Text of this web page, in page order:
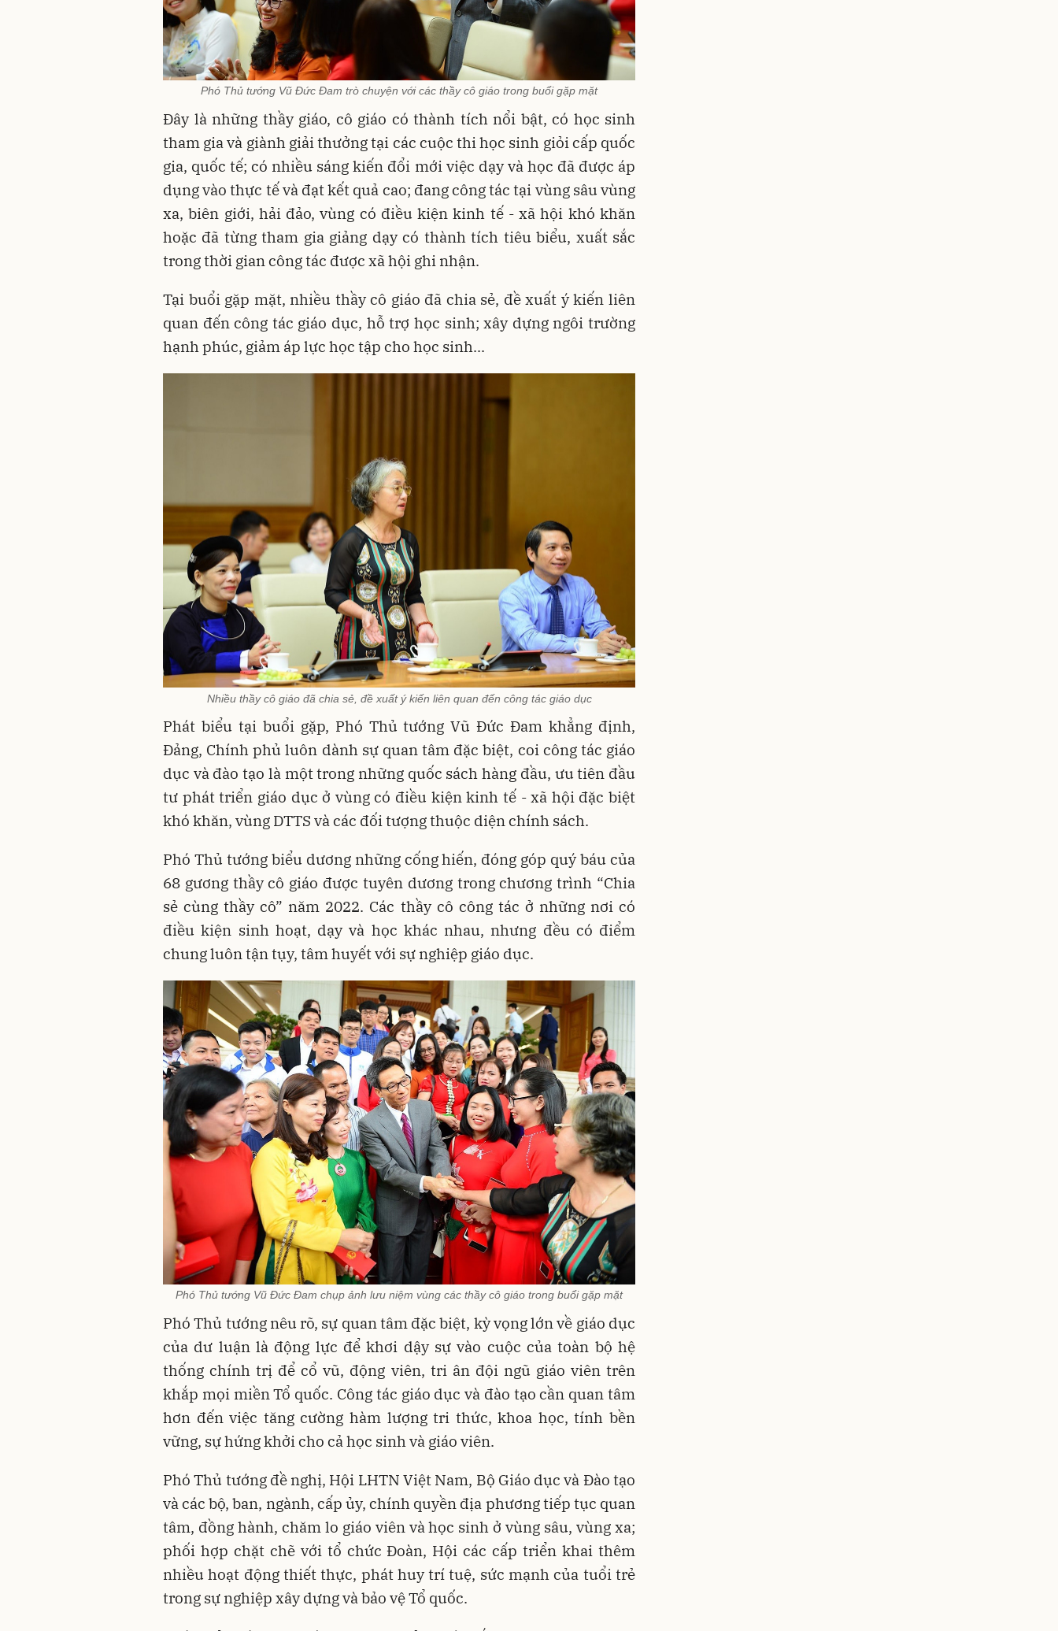
Phó Thủ tướng Vũ Đức Đam trò chuyện với các thầy cô giáo trong buổi gặp mặt
Đây là những thầy giáo, cô giáo có thành tích nổi bật, có học sinh
tham gia và giành giải thưởng tại các cuộc thi học sinh giỏi cấp quốc
gia, quốc tế; có nhiều sáng kiến đổi mới việc dạy và học đã được áp
dụng vào thực tế và đạt kết quả cao; đang công tác tại vùng sâu vùng
xa, biên giới, hải đảo, vùng có điều kiện kinh tế - xã hội khó khăn
hoặc đã từng tham gia giảng dạy có thành tích tiêu biểu, xuất sắc
trong thời gian công tác được xã hội ghi nhận.
Tại buổi gặp mặt, nhiều thầy cô giáo đã chia sẻ, đề xuất ý kiến liên
quan đến công tác giáo dục, hỗ trợ học sinh; xây dựng ngôi trường
hạnh phúc, giảm áp lực học tập cho học sinh...
Nhiều thầy cô giáo đã chia sẻ, đề xuất ý kiến liên quan đến công tác giáo dục
Phát biểu tại buổi gặp, Phó Thủ tướng Vũ Đức Đam khẳng định,
Đảng, Chính phủ luôn dành sự quan tâm đặc biệt, coi công tác giáo
dục và đào tạo là một trong những quốc sách hàng đầu, ưu tiên đầu
tư phát triển giáo dục ở vùng có điều kiện kinh tế - xã hội đặc biệt
khó khăn, vùng DTTS và các đối tượng thuộc diện chính sách.
Phó Thủ tướng biểu dương những cống hiến, đóng góp quý báu của
68 gương thầy cô giáo được tuyên dương trong chương trình “Chia
sẻ cùng thầy cô” năm 2022. Các thầy cô công tác ở những nơi có
điều kiện sinh hoạt, dạy và học khác nhau, nhưng đều có điểm
chung luôn tận tụy, tâm huyết với sự nghiệp giáo dục.
Phó Thủ tướng Vũ Đức Đam chụp ảnh lưu niệm vùng các thầy cô giáo trong buổi gặp mặt
Phó Thủ tướng nêu rõ, sự quan tâm đặc biệt, kỳ vọng lớn về giáo dục
của dư luận là động lực để khơi dậy sự vào cuộc của toàn bộ hệ
thống chính trị để cổ vũ, động viên, tri ân đội ngũ giáo viên trên
khắp mọi miền Tổ quốc. Công tác giáo dục và đào tạo cần quan tâm
hơn đến việc tăng cường hàm lượng tri thức, khoa học, tính bền
vững, sự hứng khởi cho cả học sinh và giáo viên.
Phó Thủ tướng đề nghị, Hội LHTN Việt Nam, Bộ Giáo dục và Đào tạo
và các bộ, ban, ngành, cấp ủy, chính quyền địa phương tiếp tục quan
tâm, đồng hành, chăm lo giáo viên và học sinh ở vùng sâu, vùng xa;
phối hợp chặt chẽ với tổ chức Đoàn, Hội các cấp triển khai thêm
nhiều hoạt động thiết thực, phát huy trí tuệ, sức mạnh của tuổi trẻ
trong sự nghiệp xây dựng và bảo vệ Tổ quốc.